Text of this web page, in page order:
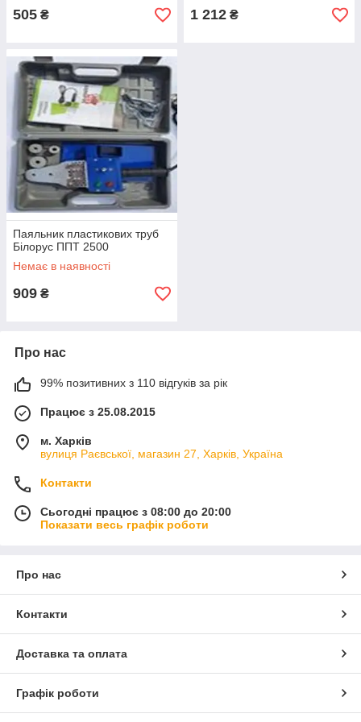
505 ₴ 1 212 ₴
Паяльник пластикових труб
Білорус ППТ 2500
Немає в наявності
909 ₴
Про нас
99% позитивних з 110 відгуків за рік
Працює з 25.08.2015
м. Харків
вулиця Раєвської, магазин 27, Харків, Україна
Контакти
Сьогодні працює з 08:00 до 20:00
Показати весь графік роботи
Про нас
Контакти
Доставка та оплата
Графік роботи